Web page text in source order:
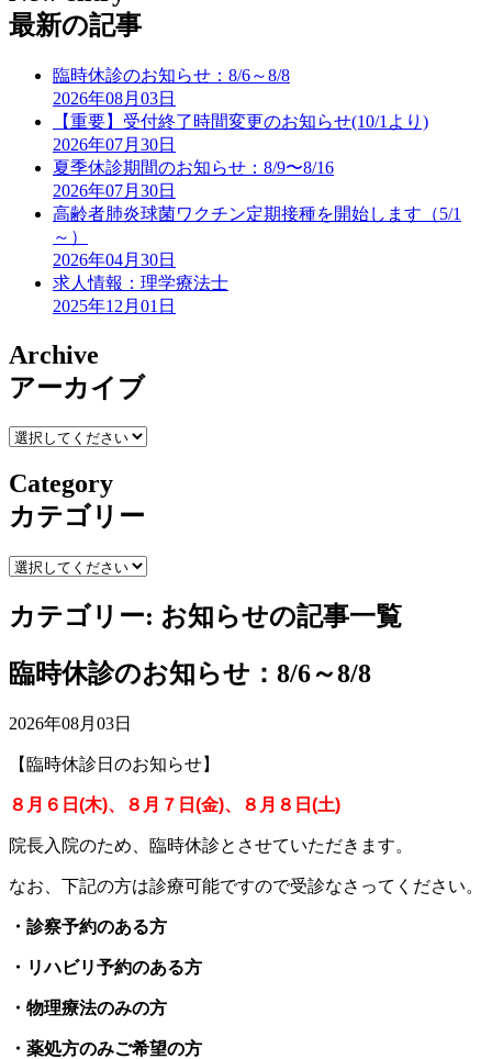
最新の記事
臨時休診のお知らせ：8/6～8/8
2026年08月03日
【重要】受付終了時間変更のお知らせ(10/1より)
2026年07月30日
夏季休診期間のお知らせ：8/9〜8/16
2026年07月30日
高齢者肺炎球菌ワクチン定期接種を開始します（5/1
～）
2026年04月30日
求人情報：理学療法士
2025年12月01日
Archive
アーカイブ
Category
カテゴリー
カテゴリー: お知らせの記事一覧
臨時休診のお知らせ：8/6～8/8
2026年08月03日
【臨時休診日のお知らせ】
８月６日(木)、８月７日(金)、８月８日(土)
院長入院のため、臨時休診とさせていただきます。
なお、下記の方は診療可能ですので受診なさってください。
・診察予約のある方
・リハビリ予約のある方
・物理療法のみの方
・薬処方のみご希望の方